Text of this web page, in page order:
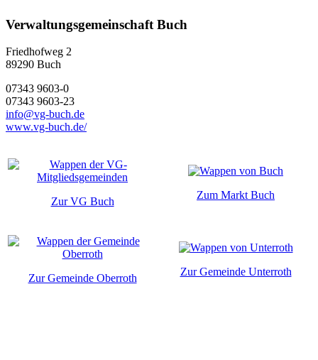
Verwaltungsgemeinschaft Buch
Friedhofweg 2
89290 Buch
07343 9603-0
07343 9603-23
info@vg-buch.de
www.vg-buch.de/
Zur VG Buch
Zum Markt Buch
Zur Gemeinde Oberroth
Zur Gemeinde Unterroth